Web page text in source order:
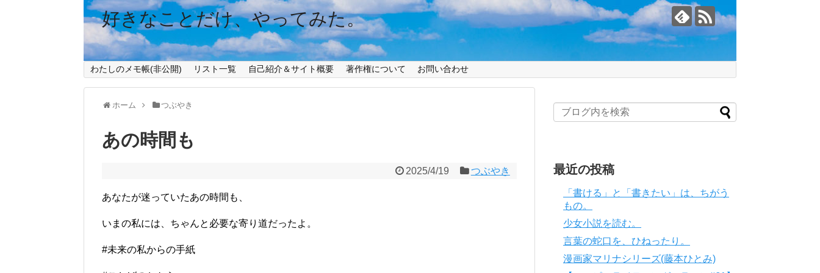
好きなことだけ、やってみた。
わたしのメモ帳(非公開) リスト一覧 自己紹介＆サイト概要 著作権について お問い合わせ
ホーム つぶやき
あの時間も
2025/4/19 つぶやき
あなたが迷っていたあの時間も、
いまの私には、ちゃんと必要な寄り道だったよ。
#未来の私からの手紙
最近の投稿
「書ける」と「書きたい」は、ちがう
もの。
少女小説を読む。
言葉の蛇口を、ひねったり。
漫画家マリナシリーズ(藤本ひとみ)